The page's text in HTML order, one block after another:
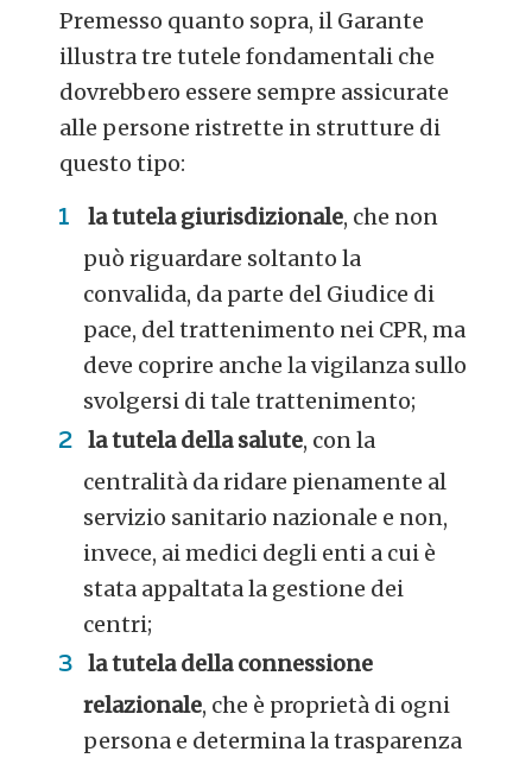
Premesso quanto sopra, il Garante
illustra tre tutele fondamentali che
dovrebbero essere sempre assicurate
alle persone ristrette in strutture di
questo tipo:
la tutela giurisdizionale, che non
può riguardare soltanto la
convalida, da parte del Giudice di
pace, del trattenimento nei CPR, ma
deve coprire anche la vigilanza sullo
svolgersi di tale trattenimento;
la tutela della salute, con la
centralità da ridare pienamente al
servizio sanitario nazionale e non,
invece, ai medici degli enti a cui è
stata appaltata la gestione dei
centri;
la tutela della connessione
relazionale, che è proprietà di ogni
persona e determina la trasparenza